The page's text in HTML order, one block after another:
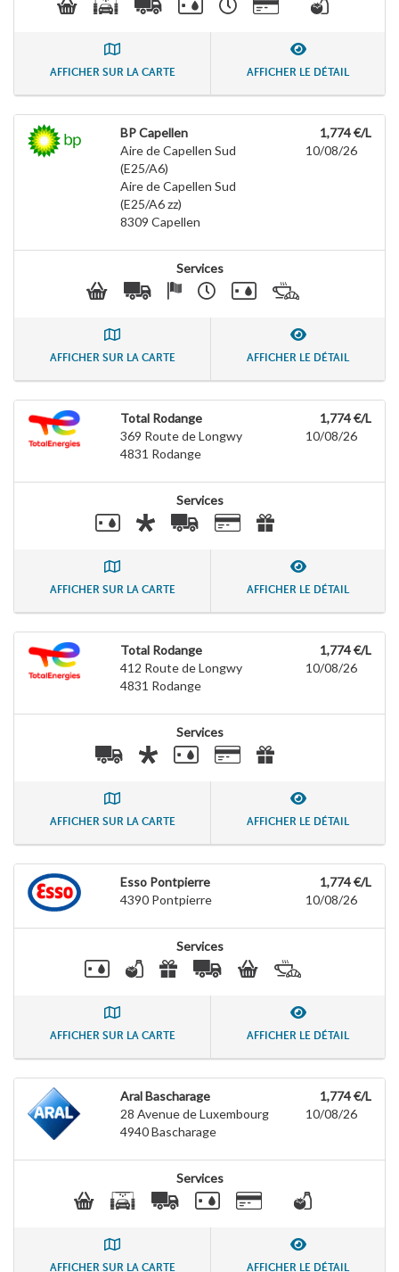
AFFICHER SUR LA CARTE AFFICHER LE DÉTAIL
BP Capellen
Aire de Capellen Sud
(E25/A6)
Aire de Capellen Sud
(E25/A6 zz)
8309 Capellen
1,774 €/L
10/08/26
Services
AFFICHER SUR LA CARTE AFFICHER LE DÉTAIL
Total Rodange
369 Route de Longwy
4831 Rodange
1,774 €/L
10/08/26
Services
AFFICHER SUR LA CARTE AFFICHER LE DÉTAIL
Total Rodange
412 Route de Longwy
4831 Rodange
1,774 €/L
10/08/26
Services
AFFICHER SUR LA CARTE AFFICHER LE DÉTAIL
Esso Pontpierre
4390 Pontpierre
1,774 €/L
10/08/26
Services
AFFICHER SUR LA CARTE AFFICHER LE DÉTAIL
Aral Bascharage
28 Avenue de Luxembourg
4940Bascharage
1,774 €/L
10/08/26
Services
AFFICHER SUR LA CARTE AFFICHER LE DÉTAIL